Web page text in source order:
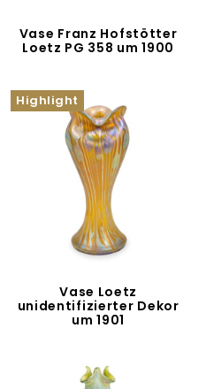
Vase Franz Hofstötter
Loetz PG 358 um 1900
Highlight
Vase Loetz
unidentifizierter Dekor
um 1901